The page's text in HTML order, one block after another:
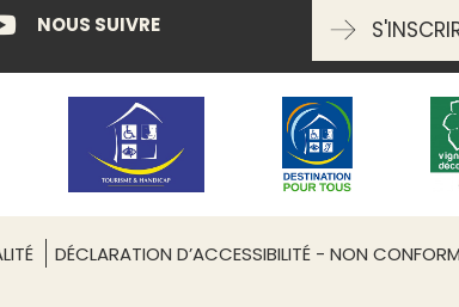
Payant
Aire de service camping car
Aire de stationnement
Bar
Barbecue
Boulodrome
Branchements d'eau
NOUS SUIVRE
DÉCLARATION D’ACCESSIBILITÉ - NON